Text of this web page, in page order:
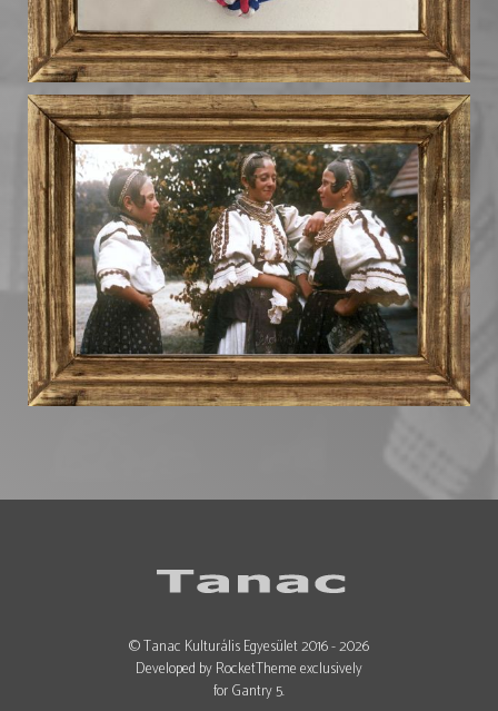
© Tanac Kulturális Egyesület 2016 - 2026
Developed by RocketTheme exclusively
for Gantry 5.